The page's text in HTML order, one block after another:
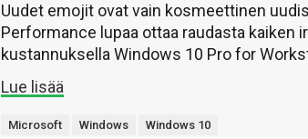
Uudet emojit ovat vain kosmeettinen
Performance lupaa ottaa raudasta kaiken
kustannuksella Windows 10 Pro for
Lue lisää
Microsoft Windows Windows 10